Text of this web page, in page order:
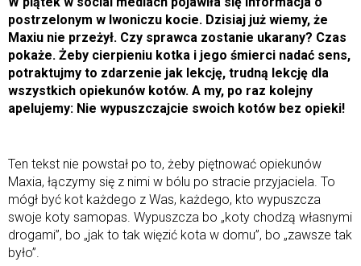
postrzelonym w Iwoniczu kocie. Dzisiaj już wiemy, że
Maxiu nie przeżył. Czy sprawca zostanie ukarany? Czas
pokaże. Żeby cierpieniu kotka i jego śmierci nadać sens,
potraktujmy to zdarzenie jak lekcję, trudną lekcję dla
wszystkich opiekunów kotów. A my, po raz kolejny
apelujemy: Nie wypuszczajcie swoich kotów bez opieki!
Ten tekst nie powstał po to, żeby piętnować opiekunów
Maxia, łączymy się z nimi w bólu po stracie przyjaciela. To
mógł być kot każdego z Was, każdego, kto wypuszcza
swoje koty samopas. Wypuszcza bo „koty chodzą własnymi
drogami”, bo „jak to tak więzić kota w domu”, bo „zawsze tak
było”.